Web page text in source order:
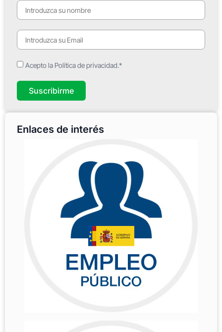
Acepto la Política de privacidad.*
Suscribirme
Enlaces de interés